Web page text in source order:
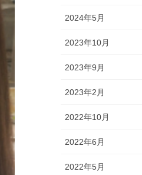
2024年5月
2023年10月
2023年9月
2023年2月
2022年10月
2022年6月
2022年5月